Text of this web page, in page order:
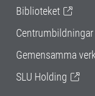
Biblioteket
Gemensamma
SLU Holding